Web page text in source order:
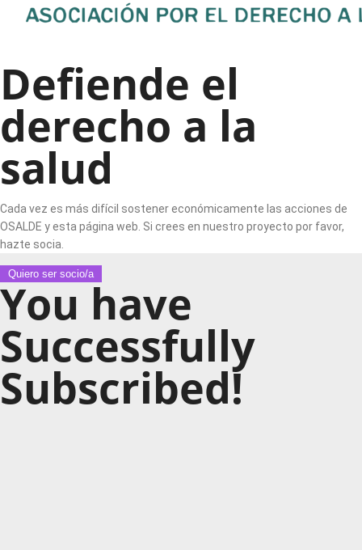
Defiende el
derecho a la
salud
Cada vez es más difícil sostener económicamente las acciones de
OSALDE y esta página web. Si crees en nuestro proyecto por favor,
hazte socia.
Quiero ser socio/a
You have
Successfully
Subscribed!